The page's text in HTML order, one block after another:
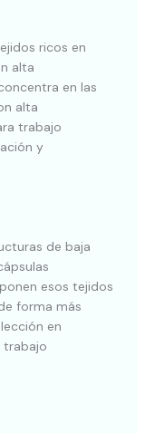
ricos en
alta
en las
alta
trabajo
y
de baja
esos tejidos
forma más
en
trabajo